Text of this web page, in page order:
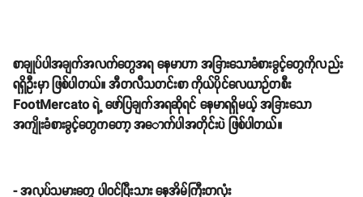
စာချုပ်ပါအချက်အလက်တွေအရ နေမာဟာ အခြားသောခံစားခွင့်တွေကိုလည်း
ရရှိဦးမှာ ဖြစ်ပါတယ်။ အီတလီသတင်းစာ ကိုယ်ပိုင်လေယာဉ်တစီး
FootMercato ရဲ့ ဖော်ပြချက်အရဆိုရင် နေမာရရှိမယ့် အခြားသော
အကျိုးခံစားခွင့်တွေကတော့ အ​ောက်ပါအတိုင်းပဲ ဖြစ်ပါတယ်။
- အလုပ်သမားတွေ ပါဝင်ပြီးသား နေအိမ်ကြီးတလုံး